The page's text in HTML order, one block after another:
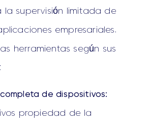
la supervisión limitada de
empresariales.
herramientas según sus
de dispositivos:
propiedad de la